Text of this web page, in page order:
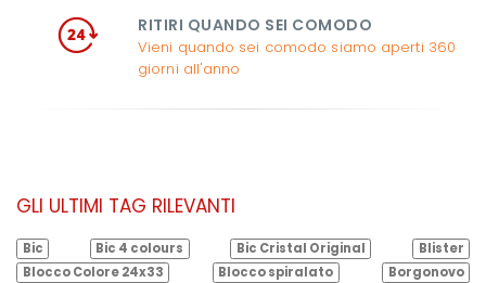
RITIRI QUANDO SEI COMODO
Vieni quando sei comodo siamo aperti 360
giorni all'anno
GLI ULTIMI TAG RILEVANTI
Bic Bic 4 colours Bic Cristal Original
Blister
Blocco Colore 24x33
Blocco spiralato
Borgonovo